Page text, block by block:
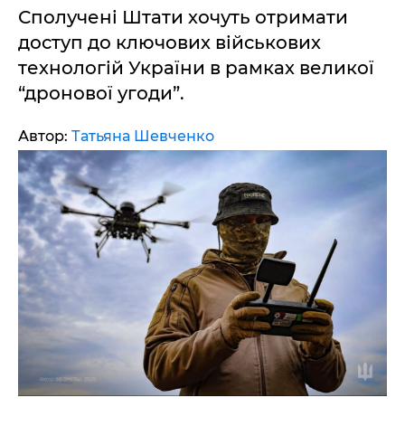
Сполучені Штати хочуть отримати
доступ до ключових військових
технологій України в рамках великої
“дронової угоди”.
Автор: Татьяна Шевченко